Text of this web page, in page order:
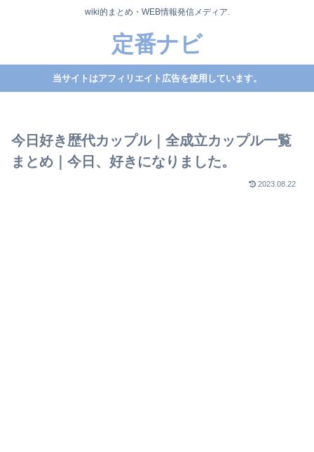
wiki的まとめ・WEB情報発信メディア.
定番ナビ
当サイトはアフィリエイト広告を使用しています。
今日好き歴代カップル｜全成立カップル一覧
まとめ｜今日、好きになりました。
2023.08.22